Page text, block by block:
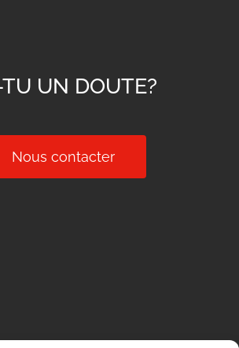
UN DOUTE?
Nous contacter